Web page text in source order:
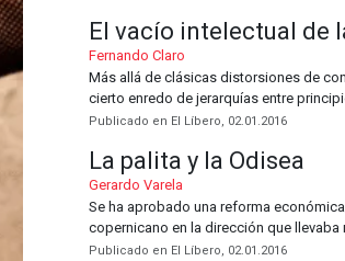
El vacío intelectual de
Fernando Claro
Más allá de clásicas distorsiones de
cierto enredo de jerarquías entre
Publicado en El Líbero, 02.01.2016
La palita y la Odisea
Gerardo Varela
Se ha aprobado una reforma
copernicano en la dirección que llevaba
Publicado en El Líbero, 02.01.2016